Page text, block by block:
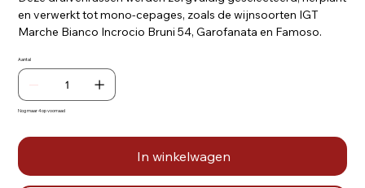
en verwerkt tot mono-cepages, zoals de wijnsoorten IGT
Marche Bianco Incrocio Bruni 54, Garofanata en Famoso.
Aantal
Nog maar 4 op voorraad
In winkelwagen